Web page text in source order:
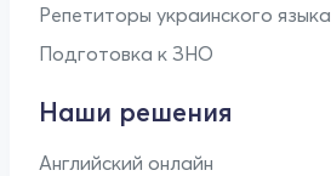
Репетиторы украинского языка
Подготовка к ЗНО
Наши решения
Английский онлайн